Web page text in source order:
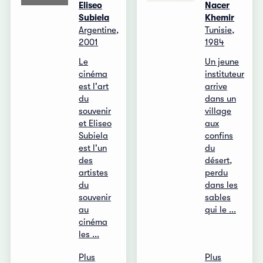
Eliseo
Subiela
Argentine,
2001
Le
cinéma
est l'art
du
souvenir
et Eliseo
Subiela
est l'un
des
artistes
du
souvenir
au
cinéma
les ...
Plus
Nacer
Khemir
Tunisie,
1984
Un jeune
instituteur
arrive
dans un
village
aux
confins
du
désert,
perdu
dans les
sables
qui le ...
Plus